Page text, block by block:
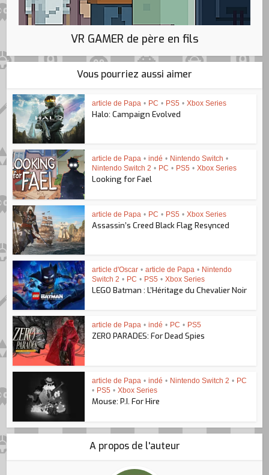
VR GAMER de père en fils
Vous pourriez aussi aimer
article de Papa • PC • PS5 • Xbox Series
Halo: Campaign Evolved
article de Papa • indé • Nintendo Switch •
Nintendo Switch 2 • PC • PS5 • Xbox Series
Looking for Fael
article de Papa • PC • PS5 • Xbox Series
Assassin’s Creed Black Flag Resynced
article d'Oscar • article de Papa • Nintendo
Switch 2 • PC • PS5 • Xbox Series
LEGO Batman : L’Héritage du Chevalier Noir
article de Papa • indé • PC • PS5
ZERO PARADES: For Dead Spies
article de Papa • indé • Nintendo Switch 2 • PC
• PS5 • Xbox Series
Mouse: P.I. For Hire
A propos de l'auteur